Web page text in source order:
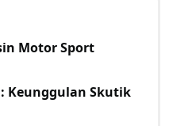
Motor Sport
Keunggulan Skutik